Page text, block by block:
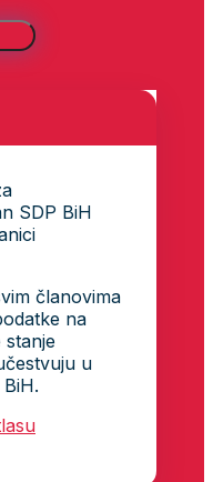
SDP BiH
članovima
na
u